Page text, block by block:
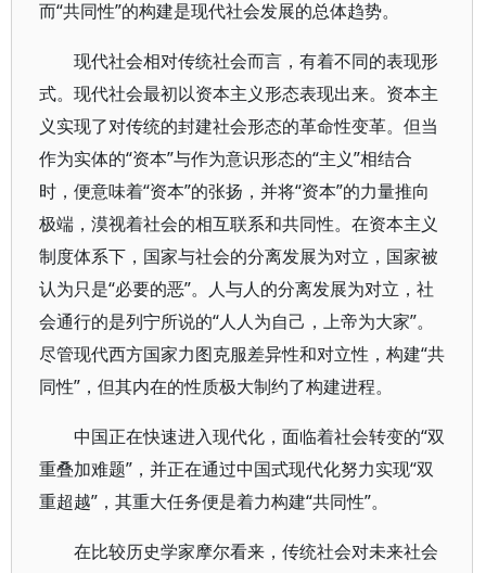
而“共同性”的构建是现代社会发展的总体趋势。
现代社会相对传统社会而言，有着不同的表现形
式。现代社会最初以资本主义形态表现出来。资本主
义实现了对传统的封建社会形态的革命性变革。但当
作为实体的“资本”与作为意识形态的“主义”相结合
时，便意味着“资本”的张扬，并将“资本”的力量推向
极端，漠视着社会的相互联系和共同性。在资本主义
制度体系下，国家与社会的分离发展为对立，国家被
认为只是“必要的恶”。人与人的分离发展为对立，社
会通行的是列宁所说的“人人为自己，上帝为大家”。
尽管现代西方国家力图克服差异性和对立性，构建“共
同性”，但其内在的性质极大制约了构建进程。
中国正在快速进入现代化，面临着社会转变的“双
重叠加难题”，并正在通过中国式现代化努力实现“双
重超越”，其重大任务便是着力构建“共同性”。
在比较历史学家摩尔看来，传统社会对未来社会